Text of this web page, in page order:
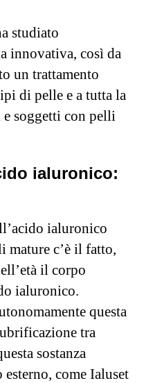
studiato
innovativa, così da
un trattamento
di pelle e a tutta la
soggetti con pelli
ialuronico:
ialuronico
mature c’è il fatto,
il corpo
ialuronico.
questa
tra
sostanza
come Ialuset